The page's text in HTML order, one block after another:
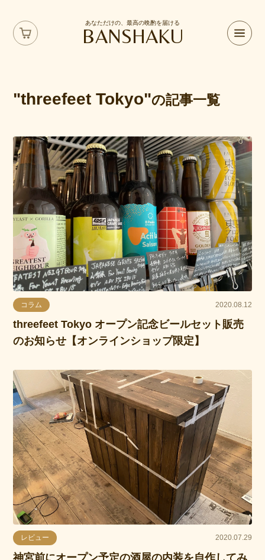
あなただけの、最高の晩酌を届ける
BANSHAKU
"threefeet Tokyo"の記事一覧
コラム 2020.08.12
threefeet Tokyo オープン記念ビールセット販売
のお知らせ【オンラインショップ限定】
レビュー 2020.07.29
神宮前にオープン予定の酒屋の内装を自作してみ